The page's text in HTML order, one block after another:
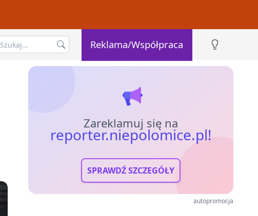
Reklama/Współpraca
Zareklamuj się na
reporter.niepolomice.pl!
SPRAWDŹ SZCZEGÓŁY
autopromocja